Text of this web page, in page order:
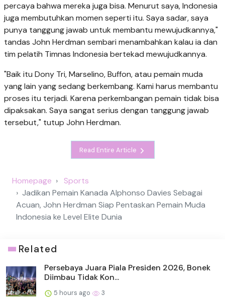
percaya bahwa mereka juga bisa. Menurut saya, Indonesia
juga membutuhkan momen seperti itu. Saya sadar, saya
punya tanggung jawab untuk membantu mewujudkannya,"
tandas John Herdman sembari menambahkan kalau ia dan
tim pelatih Timnas Indonesia bertekad mewujudkannya.
"Baik itu Dony Tri, Marselino, Buffon, atau pemain muda
yang lain yang sedang berkembang. Kami harus membantu
proses itu terjadi. Karena perkembangan pemain tidak bisa
dipaksakan. Saya sangat serius dengan tanggung jawab
tersebut," tutup John Herdman.
Read Entire Article
Homepage
Sports
Jadikan Pemain Kanada Alphonso Davies Sebagai
Acuan, John Herdman Siap Pentaskan Pemain Muda
Indonesia ke Level Elite Dunia
Related
Persebaya Juara Piala Presiden 2026, Bonek
Diimbau Tidak Kon...
5 hours ago 3